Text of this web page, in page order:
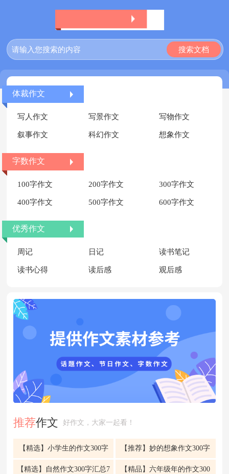
体裁作文
写人作文 写景作文 写物作文
叙事作文 科幻作文 想象作文
字数作文
100字作文 200字作文 300字作文
400字作文 500字作文 600字作文
优秀作文
周记 日记 读书笔记
读书心得 读后感 观后感
推荐作文 好作文，大家一起看！
【精选】小学生的作文300字
合集5篇
【推荐】妙的想象作文300字
三篇
【精选】自然作文300字汇总7 【精品】六年级年的作文300